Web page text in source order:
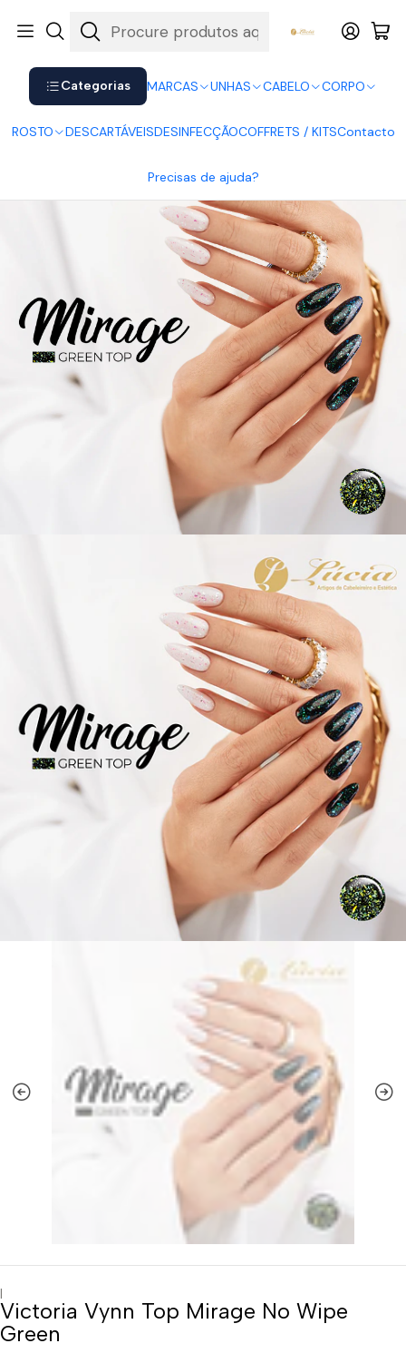
Categorias MARCAS UNHAS CABELO CORPO
ROSTO DESCARTÁVEISDESINFECÇÃOCOFFRETS / KITSContacto
Precisas de ajuda?
Shop now. Pay later with Klarna.
Victoria Vynn Top Mirage No Wipe Green
|
Victoria Vynn Top Mirage No Wipe
Green